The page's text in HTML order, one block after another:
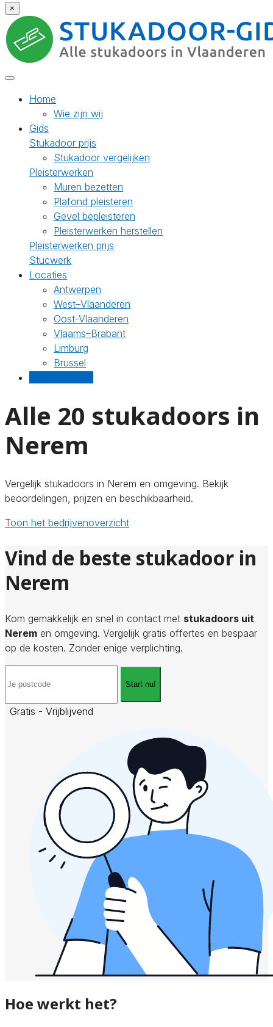
×
Home
Wie zijn wij
Gids
Stukadoor prijs
Stukadoor vergelijken
Pleisterwerken
Muren bezetten
Plafond pleisteren
Gevel bepleisteren
Pleisterwerken herstellen
Pleisterwerken prijs
Stucwerk
Locaties
Antwerpen
West–Vlaanderen
Oost-Vlaanderen
Vlaams–Brabant
Limburg
Brussel
Alle 20 stukadoors in
Nerem
Vergelijk stukadoors in Nerem en omgeving. Bekijk
beoordelingen, prijzen en beschikbaarheid.
Toon het bedrijvenoverzicht
Vind de beste stukadoor in
Nerem
Kom gemakkelijk en snel in contact met stukadoors uit
Nerem en omgeving. Vergelijk gratis offertes en bespaar
op de kosten. Zonder enige verplichting.
Start nu!
Gratis - Vrijblijvend
Hoe werkt het?